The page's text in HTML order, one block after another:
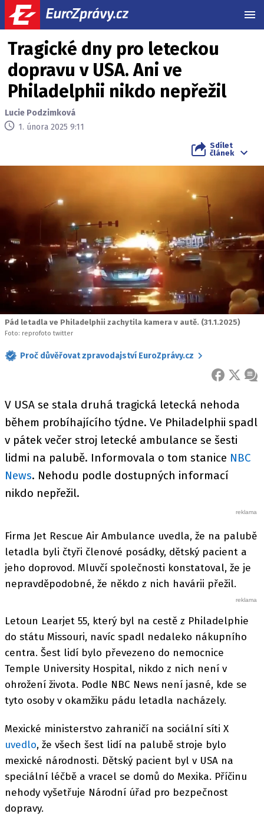
Tragické dny pro leteckou
dopravu v USA. Ani ve
Philadelphii nikdo nepřežil
Lucie Podzimková
1. února 2025 9:11
Sdílet
článek
Pád letadla ve Philadelphii zachytila kamera v autě. (31.1.2025)
Foto: reprofoto twitter
Proč důvěřovat zpravodajství EuroZprávy.cz
FACEBOOK
X
V USA se stala druhá tragická letecká nehoda
během probíhajícího týdne. Ve Philadelphii spadl
v pátek večer stroj letecké ambulance se šesti
lidmi na palubě. Informovala o tom stanice NBC
News. Nehodu podle dostupných informací
nikdo nepřežil.
Firma Jet Rescue Air Ambulance uvedla, že na palubě
letadla byli čtyři členové posádky, dětský pacient a
jeho doprovod. Mluvčí společnosti konstatoval, že je
nepravděpodobné, že někdo z nich havárii přežil.
Letoun Learjet 55, který byl na cestě z Philadelphie
do státu Missouri, navíc spadl nedaleko nákupního
centra. Šest lidí bylo převezeno do nemocnice
Temple University Hospital, nikdo z nich není v
ohrožení života. Podle NBC News není jasné, kde se
tyto osoby v okamžiku pádu letadla nacházely.
Mexické ministerstvo zahraničí na sociální síti X
uvedlo, že všech šest lidí na palubě stroje bylo
mexické národnosti. Dětský pacient byl v USA na
speciální léčbě a vracel se domů do Mexika. Příčinu
nehody vyšetřuje Národní úřad pro bezpečnost
dopravy.